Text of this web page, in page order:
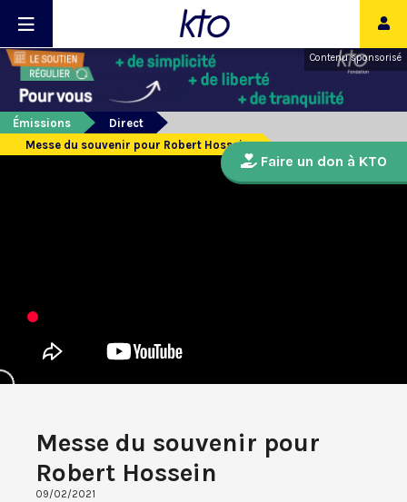
Contenu sponsorisé
Émissions
Direct
Messe du souvenir pour Robert Hossein
Messe du souvenir pour
Robert Hossein
09/02/2021
Faire un don à KTO